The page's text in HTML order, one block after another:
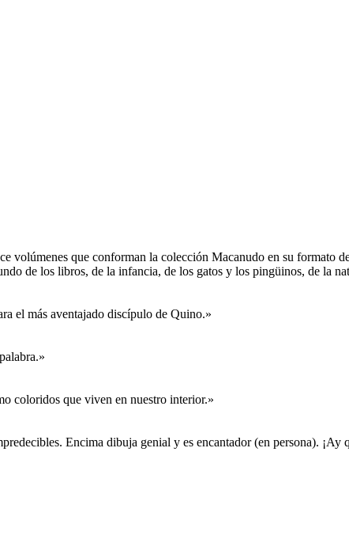
volúmenes que conforman la colección Macanudo en su formato
de los libros, de la infancia, de los gatos y los pingüinos, de la
el más aventajado discípulo de Quino.»
coloridos que viven en nuestro interior.»
Encima dibuja genial y es encantador (en persona). ¡Ay